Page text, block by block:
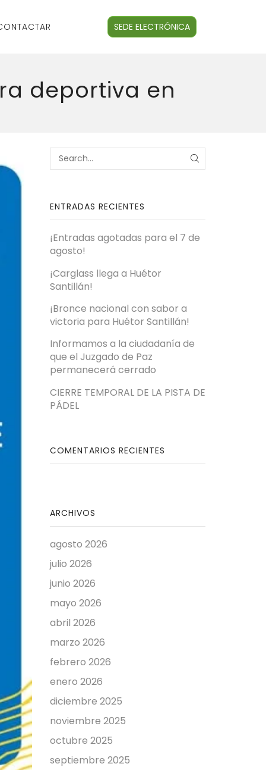
SEDE ELECTRÓNICA
deportiva en
ENTRADAS RECIENTES
¡Entradas agotadas para el 7 de
agosto!
¡Carglass llega a Huétor
Santillán!
¡Bronce nacional con sabor a
victoria para Huétor Santillán!
Informamos a la ciudadanía de
que el Juzgado de Paz
permanecerá cerrado
CIERRE TEMPORAL DE LA PISTA DE
PÁDEL
COMENTARIOS RECIENTES
ARCHIVOS
agosto 2026
julio 2026
junio 2026
mayo 2026
abril 2026
marzo 2026
febrero 2026
enero 2026
diciembre 2025
noviembre 2025
octubre 2025
septiembre 2025